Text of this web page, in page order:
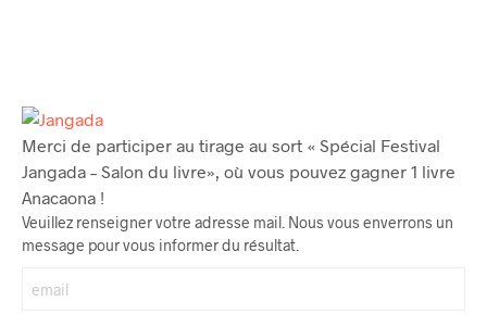
Merci de participer au tirage au sort « Spécial Festival
Jangada – Salon du livre», où vous pouvez gagner 1 livre
Anacaona !
Veuillez renseigner votre adresse mail. Nous vous enverrons un
message pour vous informer du résultat.